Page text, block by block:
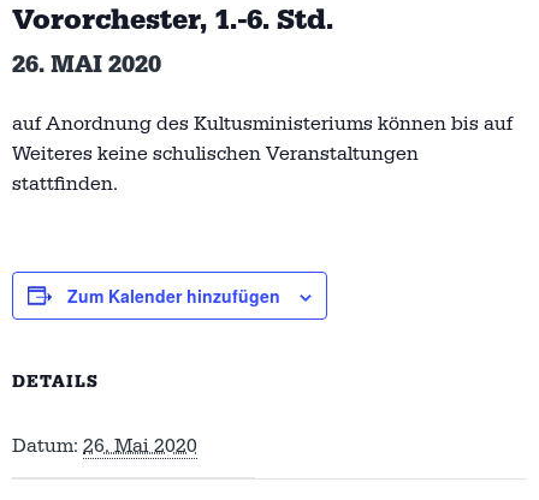
Vororchester, 1.-6. Std.
26. MAI 2020
auf Anordnung des Kultusministeriums können bis auf
Weiteres keine schulischen Veranstaltungen
stattfinden.
Zum Kalender hinzufügen
DETAILS
Datum: 26. Mai 2020